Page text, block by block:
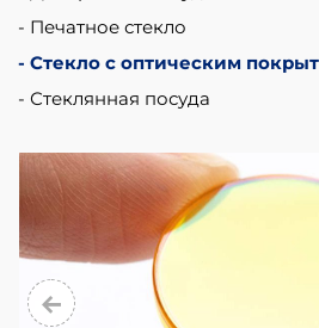
it
is
widely
used
in
the
manufacture
of
Печатное стекло
Стекло с оптическим
Стеклянная посуда